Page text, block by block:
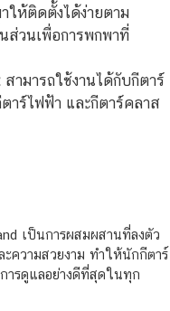
ห้ติดตั้งได้ง่ายตาม
ส่วนเพื่อการพกพาที่
สามารถใช้งานได้กับกีตาร์
าร์ไฟฟ้า และกีตาร์คลาส
เป็นการผสมผสานที่ลงตัว
ความสวยงาม ทำให้นักกีตาร์
ารดูแลอย่างดีที่สุดในทุก